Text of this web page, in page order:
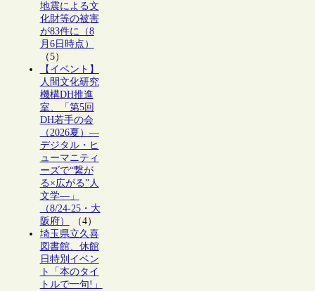
地震による文
化財等の被害
が83件に（8
月6日時点）
（5）
【イベント】
人間文化研究
機構DH推進
室、「第5回
DH若手の会
（2026夏）―
デジタル・ヒ
ューマニティ
ーズで“繋が
る×広がる”人
文学―」
（8/24-25・大
阪府）
（4）
埼玉県立久喜
図書館、休館
日特別イベン
ト「本のタイ
トルで一句!」